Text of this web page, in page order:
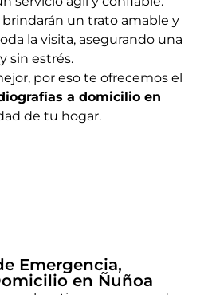
un trato amable y
la visita, asegurando una
sin estrés.
por eso te ofrecemos el
a domicilio en
de tu hogar.
Emergencia,
en Ñuñoa